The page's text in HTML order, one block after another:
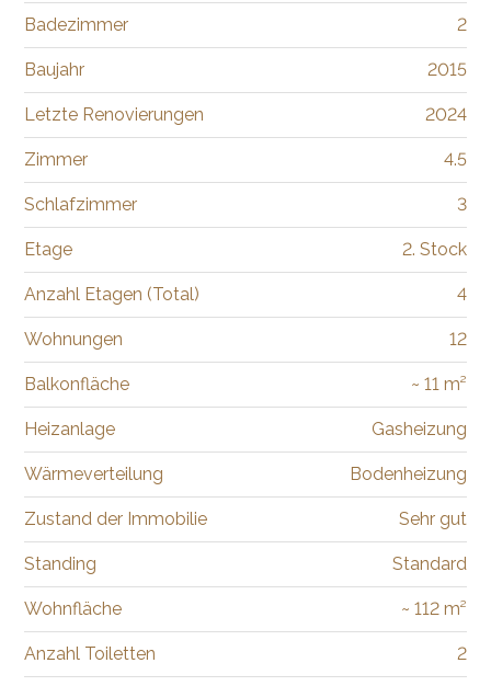
Badezimmer 2
Baujahr 2015
Letzte Renovierungen 2024
Zimmer 4.5
Schlafzimmer 3
Etage 2. Stock
Anzahl Etagen (Total) 4
Wohnungen 12
Balkonfläche ~ 11 m²
Heizanlage Gasheizung
Wärmeverteilung Bodenheizung
Zustand der Immobilie Sehr gut
Standing Standard
Wohnfläche ~ 112 m²
Anzahl Toiletten 2